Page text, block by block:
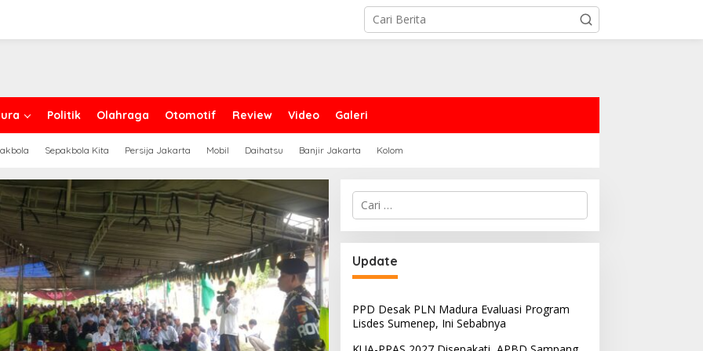
Politik Olahraga Otomotif Review Video Galeri
Sepakbola Kita Persija Jakarta Mobil Daihatsu Banjir Jakarta Kolom
Cari
untuk:
Update
PPD Desak PLN Madura Evaluasi Program
Lisdes Sumenep, Ini Sebabnya